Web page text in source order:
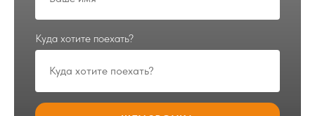
Куда хотите поехать?